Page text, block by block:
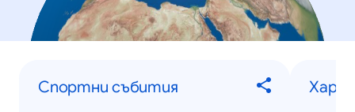
Спортни събития